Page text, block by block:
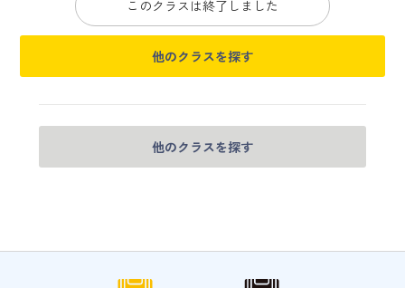
このクラスは終了しました
他のクラスを探す
他のクラスを探す